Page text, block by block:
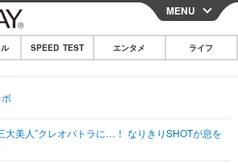
CLOSE
MENU
ル SPEED TEST エンタメ ライフ
大美人”クレオパトラに…！ なりきりSHOTが息を